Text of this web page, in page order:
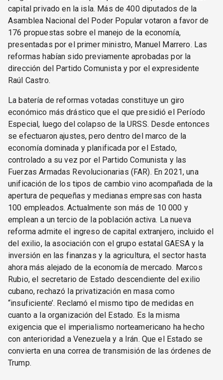
capital privado en la isla. Más de 400 diputados de la
Asamblea Nacional del Poder Popular votaron a favor de
176 propuestas sobre el manejo de la economía,
presentadas por el primer ministro, Manuel Marrero. Las
reformas habían sido previamente aprobadas por la
dirección del Partido Comunista y por el expresidente
Raúl Castro.
La batería de reformas votadas constituye un giro
económico más drástico que el que presidió el Período
Especial, luego del colapso de la URSS. Desde entonces
se efectuaron ajustes, pero dentro del marco de la
economía dominada y planificada por el Estado,
controlado a su vez por el Partido Comunista y las
Fuerzas Armadas Revolucionarias (FAR). En 2021, una
unificación de los tipos de cambio vino acompañada de la
apertura de pequeñas y medianas empresas con hasta
100 empleados. Actualmente son más de 10 000 y
emplean a un tercio de la población activa. La nueva
reforma admite el ingreso de capital extranjero, incluido el
del exilio, la asociación con el grupo estatal GAESA y la
inversión en las finanzas y la agricultura, el sector hasta
ahora más alejado de la economía de mercado. Marcos
Rubio, el secretario de Estado descendiente del exilio
cubano, rechazó la privatización en masa como
“insuficiente’. Reclamó el mismo tipo de medidas en
cuanto a la organización del Estado. Es la misma
exigencia que el imperialismo norteamericano ha hecho
con anterioridad a Venezuela y a Irán. Que el Estado se
convierta en una correa de transmisión de las órdenes de
Trump.